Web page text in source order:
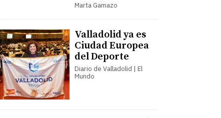
Marta Gamazo
Valladolid ya es
Ciudad Europea
del Deporte
Diario de Valladolid | El
Mundo